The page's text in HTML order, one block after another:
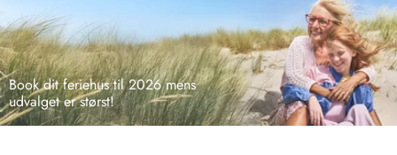
Book dit feriehus til 2026 mens
udvalget er størst!